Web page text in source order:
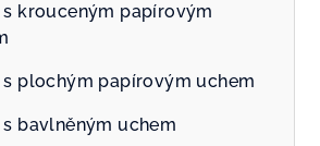
s krouceným papírovým
s plochým papírovým uchem
s bavlněným uchem